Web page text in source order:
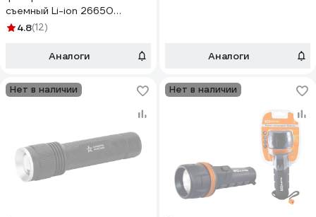
съемный Li-ion 26650
8000mAh/Powerbank/
индикатор/USBtypeC
4.8(12)
Аналоги Аналоги
Нет в наличии Нет в наличии